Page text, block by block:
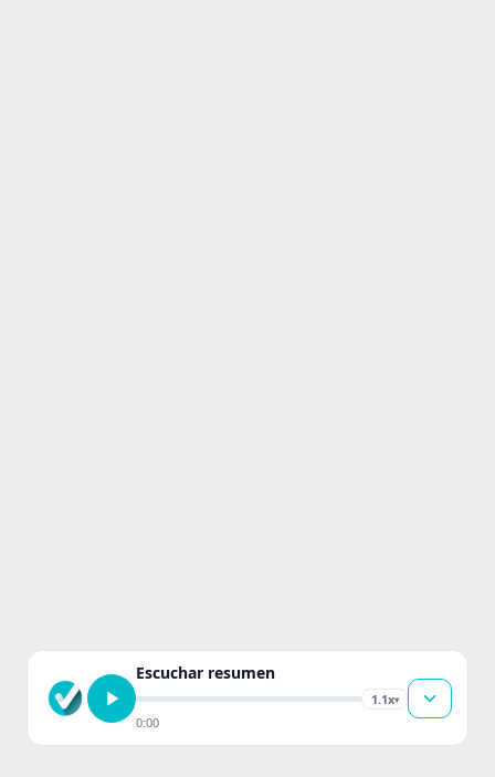
Escuchar resumen
1.1x▾
0:00